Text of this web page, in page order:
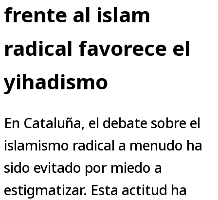
frente al islam
radical favorece el
yihadismo
En Cataluña, el debate sobre el
islamismo radical a menudo ha
sido evitado por miedo a
estigmatizar. Esta actitud ha